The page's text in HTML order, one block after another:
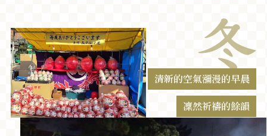
清新的空氣瀰漫的早晨
凜然祈禱的餘韻